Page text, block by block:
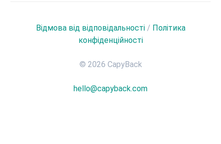
Відмова від відповідальності/ Політика
конфіденційності
© 2026 CapyBack
hello@capyback.com